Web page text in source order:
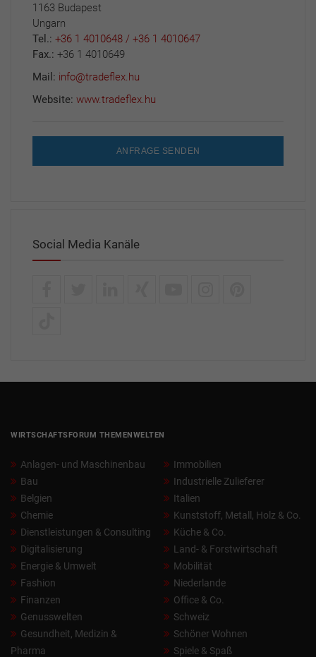
1163 Budapest
Ungarn
Tel.: +36 1 4010648 / +36 1 4010647
Fax.: +36 1 4010649
Mail: info@tradeflex.hu
Website: www.tradeflex.hu
ANFRAGE SENDEN
Social Media Kanäle
WIRTSCHAFTSFORUM THEMENWELTEN
Anlagen- und Maschinenbau
Bau
Belgien
Chemie
Dienstleistungen & Consulting
Digitalisierung
Energie & Umwelt
Fashion
Finanzen
Genusswelten
Gesundheit, Medizin &
Pharma
Immobilien
Industrielle Zulieferer
Italien
Kunststoff, Metall, Holz & Co.
Küche & Co.
Land- & Forstwirtschaft
Mobilität
Niederlande
Office & Co.
Schweiz
Schöner Wohnen
Spiele & Spaß